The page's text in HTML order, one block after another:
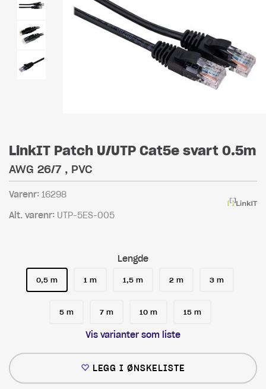
LinkIT Patch U/UTP Cat5e svart 0.5m
AWG 26/7 , PVC
Varenr: 16298
Alt. varenr: UTP-5ES-005
Lengde
0,5 m 1 m 1,5 m 2 m 3 m
5 m 7 m 10 m 15 m
Vis varianter som liste
LEGG I ØNSKELISTE